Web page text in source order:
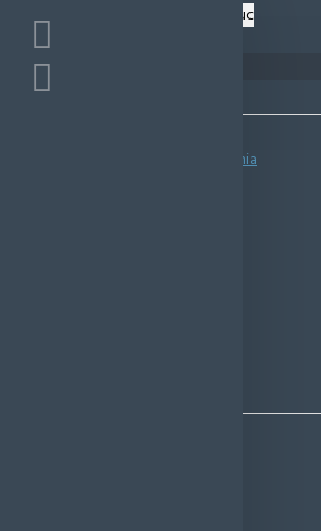
Spune-ţi opinia